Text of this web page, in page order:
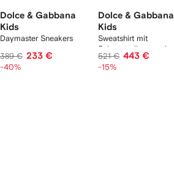
Dolce & Gabbana
Kids
Daymaster Sneakers
389 € 233 €
-40%
Dolce & Gabbana
Kids
Sweatshirt mit
Schmetterlingsmotiv
521 € 443 €
-15%